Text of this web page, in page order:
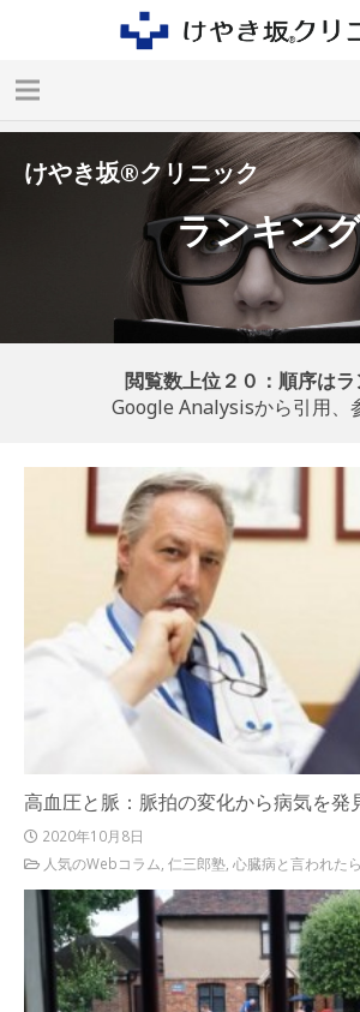
けやき坂®クリニック
ランキン
閲覧数上位２０：順序は
Google Analysisから引用、
高血圧と脈：脈拍の変化から病気を
2020年10月8日
人気のWebコラム, 仁三郎塾, 心臓病と言われたら